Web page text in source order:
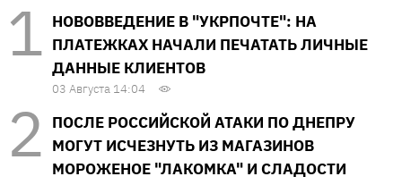
НОВОВВЕДЕНИЕ В "УКРПОЧТЕ": НА
ПЛАТЕЖКАХ НАЧАЛИ ПЕЧАТАТЬ ЛИЧНЫЕ
ДАННЫЕ КЛИЕНТОВ
03 Августа 14:04
ПОСЛЕ РОССИЙСКОЙ АТАКИ ПО ДНЕПРУ
МОГУТ ИСЧЕЗНУТЬ ИЗ МАГАЗИНОВ
МОРОЖЕНОЕ "ЛАКОМКА" И СЛАДОСТИ